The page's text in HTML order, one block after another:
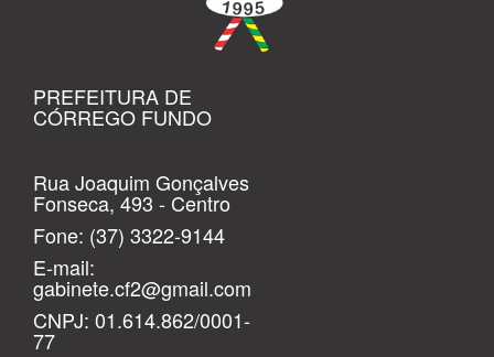
PREFEITURA DE
CÓRREGO FUNDO
Rua Joaquim Gonçalves
Fonseca, 493 - Centro
Fone: (37) 3322-9144
E-mail:
gabinete.cf2@gmail.com
CNPJ: 01.614.862/0001-
77